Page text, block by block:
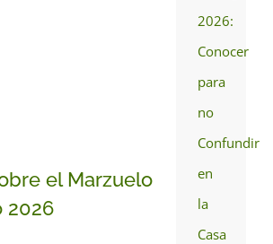
el Marzuelo
2026
2026:
Conocer
para
no
Confundir
en
la
Casa